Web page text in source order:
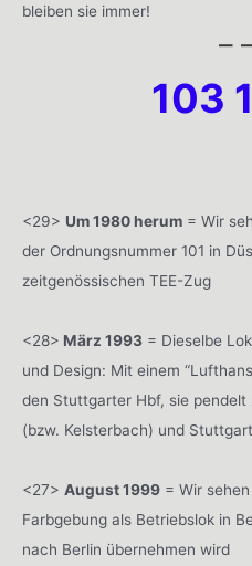
bleiben sie immer!
–
103
<29> Um 1980 herum = Wir
der Ordnungsnummer 101 in
zeitgenössischen TEE-Zug
<28> März 1993 = Dieselbe
und Design: Mit einem
den Stuttgarter Hbf, sie
(bzw. Kelsterbach) und Stuttgart
<27> August 1999 = Wir
Farbgebung als Betriebslok in
nach Berlin übernehmen wird